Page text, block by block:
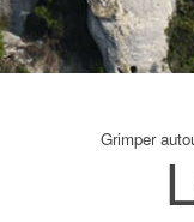
Grimper